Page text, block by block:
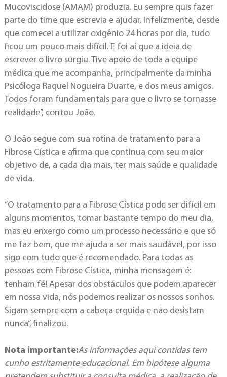
Mucoviscidose (AMAM) produzia. Eu sempre quis fazer
parte do time que escrevia e ajudar. Infelizmente, desde
que comecei a utilizar oxigênio 24 horas por dia, tudo
ficou um pouco mais difícil. E foi aí que a ideia de
escrever o livro surgiu. Tive apoio de toda a equipe
médica que me acompanha, principalmente da minha
Psicóloga Raquel Nogueira Duarte, e dos meus amigos.
Todos foram fundamentais para que o livro se tornasse
realidade”, contou João.
O João segue com sua rotina de tratamento para a
Fibrose Cística e afirma que continua com seu maior
objetivo de, a cada dia mais, ter mais saúde e qualidade
de vida.
“O tratamento para a Fibrose Cística pode ser difícil em
alguns momentos, tomar bastante tempo do meu dia,
mas eu enxergo como um processo necessário e que só
me faz bem, que me ajuda a ser mais saudável, por isso
sigo com tudo que é recomendado. Para todas as
pessoas com Fibrose Cística, minha mensagem é:
tenham fé! Apesar dos obstáculos que podem aparecer
em nossa vida, nós podemos realizar os nossos sonhos.
Sigam sempre com a cabeça erguida e não desistam
nunca”, finalizou.
Nota importante:As informações aqui contidas tem
cunho estritamente educacional. Em hipótese alguma